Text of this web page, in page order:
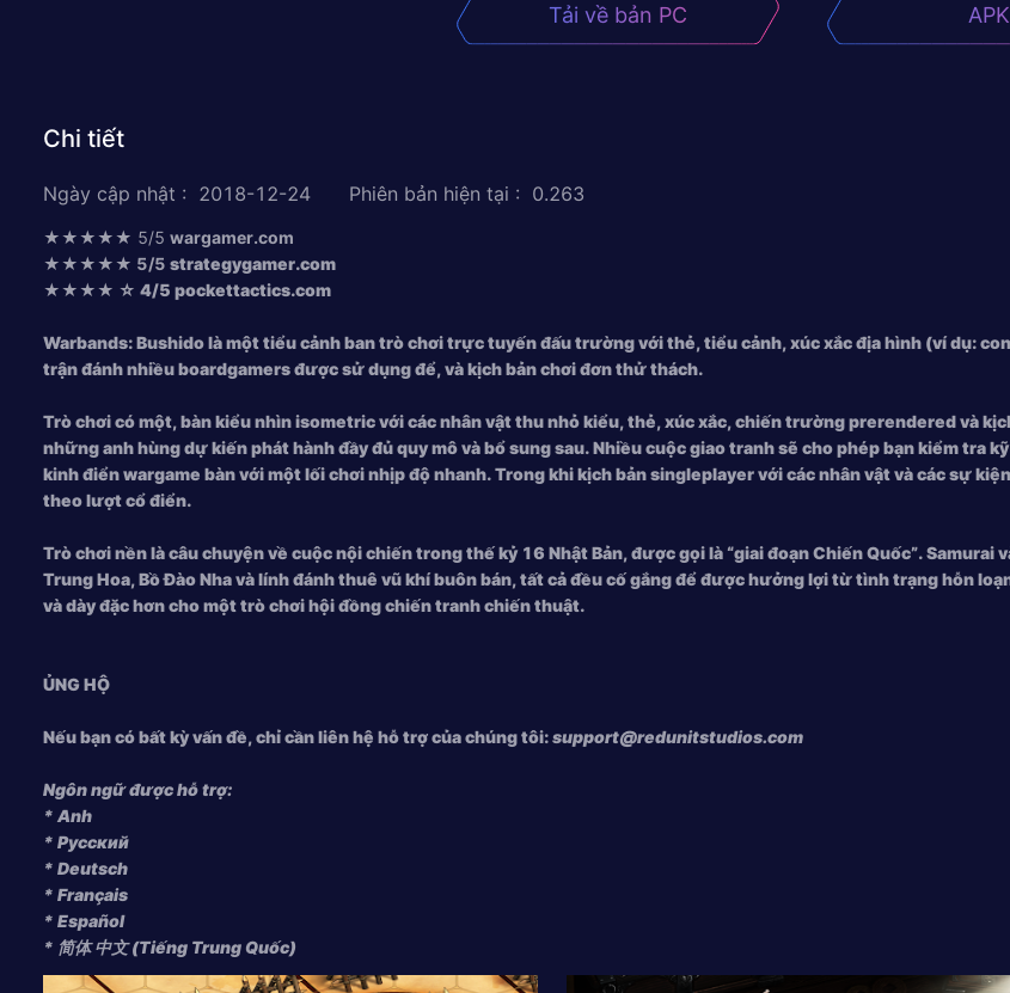
Tải về bản PC APK
Chi tiết
Ngày cập nhật : 2018-12-24 Phiên bản hiện tại : 0.263
★★★★★ 5/5 wargamer.com
★★★★★ 5/5 strategygamer.com
★★★★ ☆ 4/5 pockettactics.com
Warbands: Bushido là một tiểu cảnh ban trò chơi trực tuyến đấu trường với thẻ, tiểu cảnh, xúc xắc địa hình (ví dụ:
trận đánh nhiều boardgamers được sử dụng để, và kịch bản chơi đơn thử thách.
Trò chơi có một, bàn kiểu nhìn isometric với các nhân vật thu nhỏ kiểu, thẻ, xúc xắc, chiến trường prerendered và
những anh hùng dự kiến ​​phát hành đầy đủ quy mô và bổ sung sau. Nhiều cuộc giao tranh sẽ cho phép bạn kiểm tra
kinh điển wargame bàn với một lối chơi nhịp độ nhanh. Trong khi kịch bản singleplayer với các nhân vật và các sự
theo lượt cổ điển.
Trò chơi nền là câu chuyện về cuộc nội chiến trong thế kỷ 16 Nhật Bản, được gọi là “giai đoạn Chiến Quốc”.
Trung Hoa, Bồ Đào Nha và lính đánh thuê vũ khí buôn bán, tất cả đều cố gắng để được hưởng lợi từ tình trạng hỗn
và dày đặc hơn cho một trò chơi hội đồng chiến tranh chiến thuật.
ỦNG HỘ
Nếu bạn có bất kỳ vấn đề, chỉ cần liên hệ hỗ trợ của chúng tôi:support@redunitstudios.com
Ngôn ngữ được hỗ trợ:
* Anh
* Русский
* Deutsch
* Français
* Español
* 简体 中文 (Tiếng Trung Quốc)